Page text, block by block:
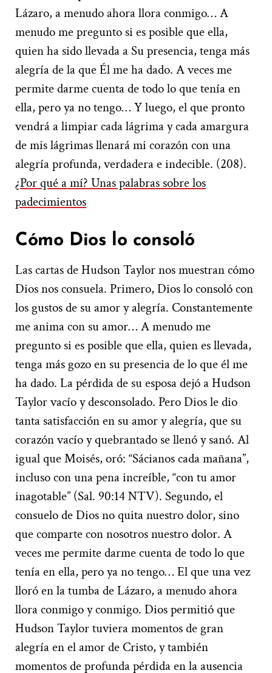
Lázaro, a menudo ahora llora conmigo… A
menudo me pregunto si es posible que ella,
quien ha sido llevada a Su presencia, tenga más
alegría de la que Él me ha dado. A veces me
permite darme cuenta de todo lo que tenía en
ella, pero ya no tengo… Y luego, el que pronto
vendrá a limpiar cada lágrima y cada amargura
de mis lágrimas llenará mi corazón con una
alegría profunda, verdadera e indecible. (208).
¿Por qué a mí? Unas palabras sobre los
padecimientos
Cómo Dios lo consoló
Las cartas de Hudson Taylor nos muestran cómo
Dios nos consuela. Primero, Dios lo consoló con
los gustos de su amor y alegría. Constantemente
me anima con su amor… A menudo me
pregunto si es posible que ella, quien es llevada,
tenga más gozo en su presencia de lo que él me
ha dado. La pérdida de su esposa dejó a Hudson
Taylor vacío y desconsolado. Pero Dios le dio
tanta satisfacción en su amor y alegría, que su
corazón vacío y quebrantado se llenó y sanó. Al
igual que Moisés, oró: “Sácianos cada mañana”,
incluso con una pena increíble, “con tu amor
inagotable” (Sal. 90:14 NTV). Segundo, el
consuelo de Dios no quita nuestro dolor, sino
que comparte con nosotros nuestro dolor. A
veces me permite darme cuenta de todo lo que
tenía en ella, pero ya no tengo… El que una vez
lloró en la tumba de Lázaro, a menudo ahora
llora conmigo y conmigo. Dios permitió que
Hudson Taylor tuviera momentos de gran
alegría en el amor de Cristo, y también
momentos de profunda pérdida en la ausencia